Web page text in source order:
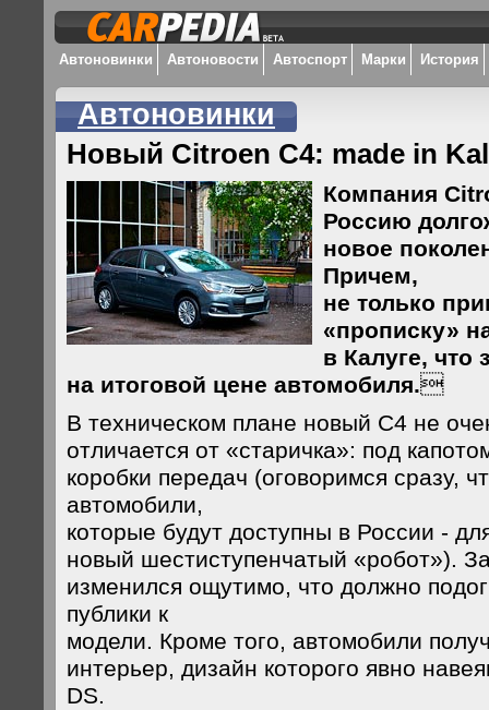
Автоновинки Автоновости Автоспорт Марки История
Автоновинки
Новый Citroen C4: made in
Компания
Россию
новое
Причем,
не только
«прописку»
в Калуге, что
на итоговой цене автомобиля.
В техническом плане новый С4 не
отличается от «старичка»: под
коробки передач (оговоримся сразу,
автомобили,
которые будут доступны в России -
новый шестиступенчатый «робот»).
изменился ощутимо, что должно
публики к
модели. Кроме того, автомобили
интерьер, дизайн которого явно
DS.